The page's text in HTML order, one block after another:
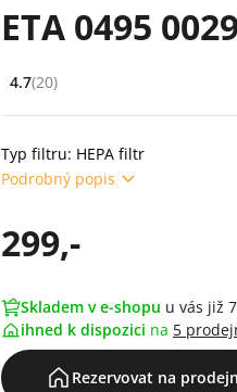
ETA 0495
Hodnocení: 4.7 z 5 (20 recenzí)
4.7(20)
Typ filtru: HEPA filtr
Podrobný popis
299,-
Skladem v e-shopu u vás již
ihned k dispozici na 5
Rezervovat na